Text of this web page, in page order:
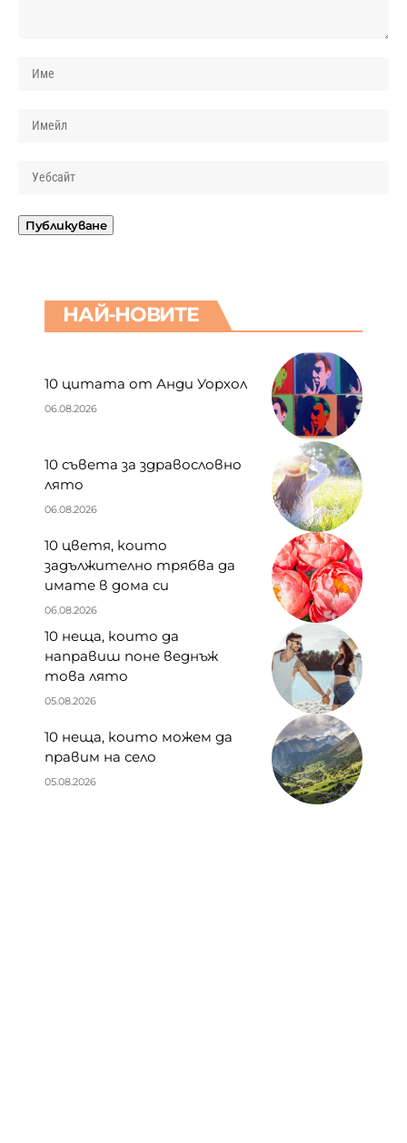
НАЙ-НОВИТЕ
10 цитата от Анди Уорхол
06.08.2026
10 съвета за здравословно
лято
06.08.2026
10 цветя, които
задължително трябва да
имате в дома си
06.08.2026
10 неща, които да
направиш поне веднъж
това лято
05.08.2026
10 неща, които можем да
правим на село
05.08.2026